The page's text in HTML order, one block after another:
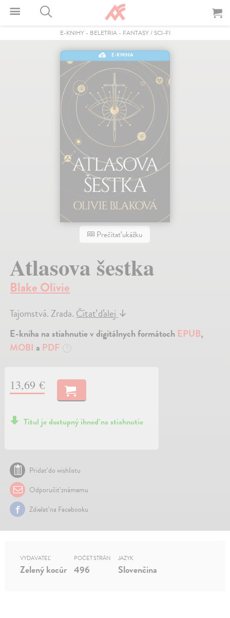
E-KNIHY- BELETRIA- FANTASY / SCI-FI
E-KNIHA
Prečítať ukážku
Atlasova šestka
Blake Olivie
Tajomstvá. Zrada.Čítať ďalej↓
E-kniha na stiahnutie v digitálnych formátoch EPUB,
MOBI a PDF ?
13,69 €
Titul je dostupný ihneď na stiahnutie
Pridať do wishlistu
Odporučiť známemu
Zdielať na Facebooku
VYDAVATEĽ
Zelený kocúr
POČET STRÁN
496
JAZYK
Slovenčina